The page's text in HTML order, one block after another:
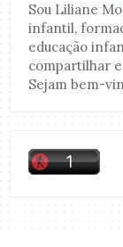
Sou Liliane
infantil,
educação
compartilhar
Sejam bem-